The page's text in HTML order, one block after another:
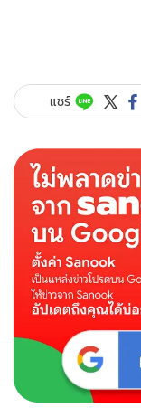
แชร์